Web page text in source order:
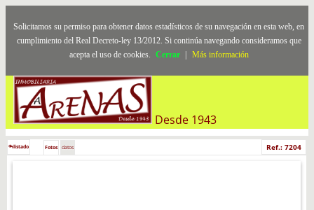
Solicitamos su permiso para obtener datos estadísticos de su navegación en esta web, en
cumplimiento del Real Decreto-ley 13/2012. Si continúa navegando consideramos que
acepta el uso de cookies. Cerrar Más información
Desde 1943
listado Fotos datos Ref.: 7204